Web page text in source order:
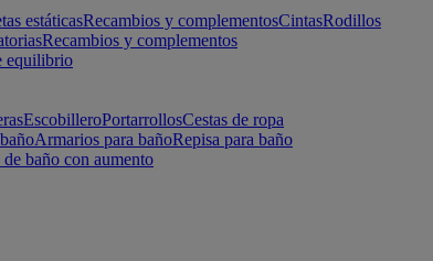
estáticasRecambios y complementosCintasRodillos
Recambios y complementos
equilibrio
EscobilleroPortarrollosCestas de ropa
Armarios para bañoRepisa para baño
de baño con aumento